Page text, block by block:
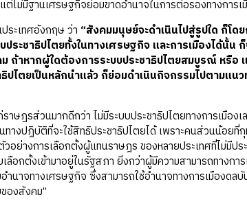
ไม่มีฐานเศรษฐกิจย่อมขาดอำนาจในการต่อรองทางการเ
ระเทศอังกฤษ ว่า “สังคมมนุษย์จะดำเนินไปสู่รูปใด ก็โด
ะชาธิปไตยทั้งในทางเศรษฐกิจ และการเมืองได้นั้น
ถ้าหากผู้ใดต้องการระบบประชาธิปไตยสมบูรณ์ หรือ
ไตยเป็นหลักนำแล้ว ก็ย่อมดำเนินกิจกรรมไปตามแนว
าษฎรส่วนมากดีกว่า ไม่มีระบบประชาธิปไตยทางการเมือง
างปฏิบัติที่จะใช้สิทธิประชาธิปไตยได้ เพราะคนส่วนน้อยที่
อย่างการเลือกตั้งผู้แทนราษฎร ของหลายประเทศที่ไม่มีป
อกตั้งเข้ามาอยู่ในรัฐสภา ยิ่งกว่าผู้มีความสามารถทางกา
าจทางเศรษฐกิจ ซึ่งสามารถใช้อำนาจทางการเมืองดล
องสังคม”